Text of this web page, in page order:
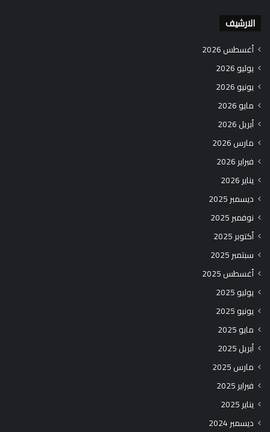
الارشيف
أغسطس 2026
يوليو 2026
يونيو 2026
مايو 2026
أبريل 2026
مارس 2026
فبراير 2026
يناير 2026
ديسمبر 2025
نوفمبر 2025
أكتوبر 2025
سبتمبر 2025
أغسطس 2025
يوليو 2025
يونيو 2025
مايو 2025
أبريل 2025
مارس 2025
فبراير 2025
يناير 2025
ديسمبر 2024